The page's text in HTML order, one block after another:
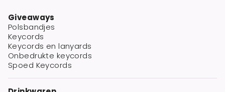
Giveaways
Polsbandjes
Keycords
Keycords en lanyards
Onbedrukte keycords
Spoed Keycords